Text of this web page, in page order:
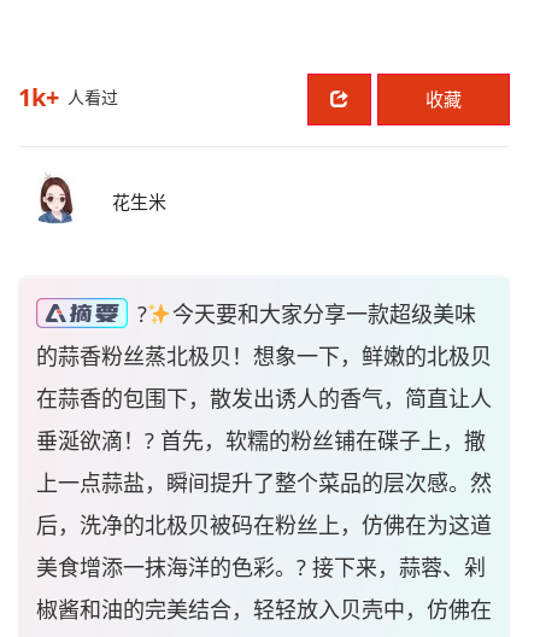
1k+ 人看过 收藏
花生米
?
今天要和大家分享一款超级美味
的蒜香粉丝蒸北极贝！想象一下，鲜嫩的北极贝
在蒜香的包围下，散发出诱人的香气，简直让人
垂涎欲滴！? 首先，软糯的粉丝铺在碟子上，撒
上一点蒜盐，瞬间提升了整个菜品的层次感。然
后，洗净的北极贝被码在粉丝上，仿佛在为这道
美食增添一抹海洋的色彩。? 接下来，蒜蓉、剁
椒酱和油的完美结合，轻轻放入贝壳中，仿佛在